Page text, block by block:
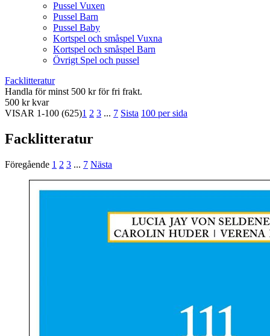
Pussel Vuxen
Pussel Barn
Pussel Baby
Kortspel och småspel Vuxna
Kortspel och småspel Barn
Övrigt Spel och pussel
Facklitteratur
Handla för minst 500 kr för fri frakt.
500 kr kvar
VISAR 1-100 (625)1 2 3 ... 7 Sista 100 per sida
Facklitteratur
Föregående 1 2 3 ... 7 Nästa